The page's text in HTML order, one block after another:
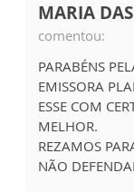
MARIA
comentou:
PARABÉNS
EMISSORA
ESSE COM
MELHOR.
REZAMOS
NÃO